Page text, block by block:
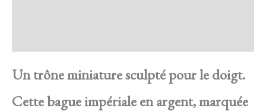
Un trône miniature sculpté pour le doigt.
Cette bague impériale en argent, marquée